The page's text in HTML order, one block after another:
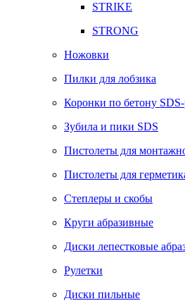
STRIKE
STRONG
Ножовки
Пилки для лобзика
Коронки по бетону
Зубила и пики SDS
Пистолеты для
Пистолеты для
Степлеры и скобы
Круги абразивные
Диски лепестковые
Рулетки
Диски пильные